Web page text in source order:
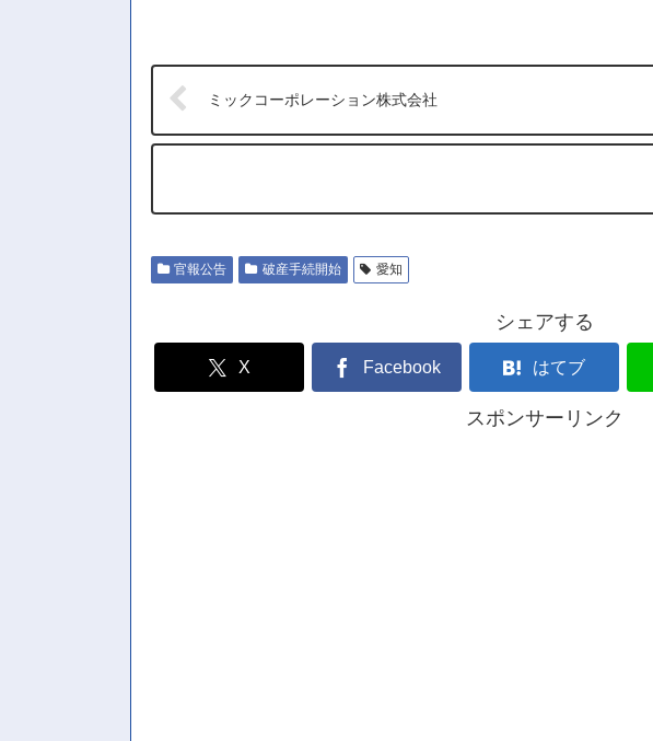
ミックコーポレーション株式会社
官報公告 破産手続開始 愛知
シェアする
X Facebook はてブ
スポンサーリンク